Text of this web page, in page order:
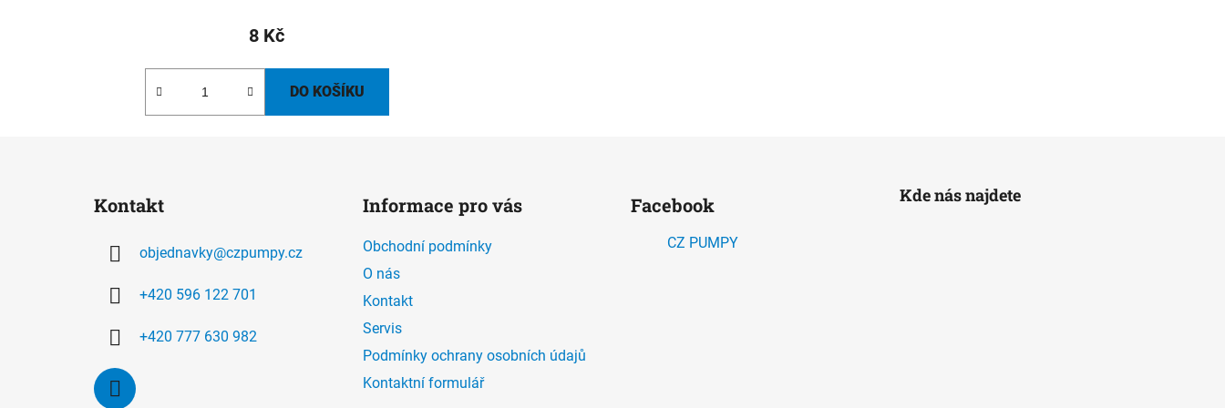
8 Kč
DO KOŠÍKU
Kontakt
objednavky@czpumpy.cz
+420 596 122 701
+420 777 630 982
Informace pro vás
Obchodní podmínky
O nás
Kontakt
Servis
Podmínky ochrany osobních údajů
Kontaktní formulář
Facebook
CZ PUMPY
Kde nás najdete